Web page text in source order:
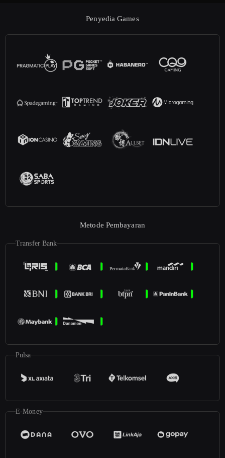
Penyedia Games
Metode Pembayaran
Transfer Bank
Pulsa
E-Money